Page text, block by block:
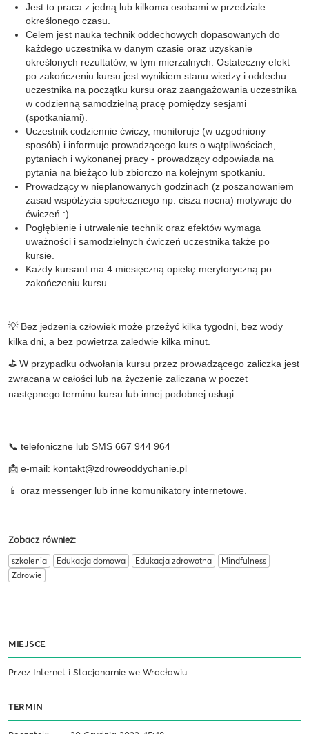
Jest to praca z jedną lub kilkoma osobami w przedziale
określonego czasu.
Celem jest nauka technik oddechowych dopasowanych do
każdego uczestnika w danym czasie oraz uzyskanie
określonych rezultatów, w tym mierzalnych. Ostateczny efekt
po zakończeniu kursu jest wynikiem stanu wiedzy i oddechu
uczestnika na początku kursu oraz zaangażowania uczestnika
w codzienną samodzielną pracę pomiędzy sesjami
(spotkaniami).
Uczestnik codziennie ćwiczy, monitoruje (w uzgodniony
sposób) i informuje prowadzącego kurs o wątpliwościach,
pytaniach i wykonanej pracy - prowadzący odpowiada na
pytania na bieżąco lub zbiorczo na kolejnym spotkaniu.
Prowadzący w nieplanowanych godzinach (z poszanowaniem
zasad współżycia społecznego np. cisza nocna) motywuje do
ćwiczeń :)
Pogłębienie i utrwalenie technik oraz efektów wymaga
uważności i samodzielnych ćwiczeń uczestnika także po
kursie.
Każdy kursant ma 4 miesięczną opiekę merytoryczną po
zakończeniu kursu.
💡 Bez jedzenia człowiek może przeżyć kilka tygodni, bez wody
kilka dni, a bez powietrza zaledwie kilka minut.
⛳ W przypadku odwołania kursu przez prowadzącego zaliczka jest
zwracana w całości lub na życzenie zaliczana w poczet
następnego terminu kursu lub innej podobnej usługi.
📞 telefoniczne lub SMS 667 944 964
📩 e-mail: kontakt@zdroweoddychanie.pl
📱 oraz messenger lub inne komunikatory internetowe.
Zobacz również:
szkolenia Edukacja domowa Edukacja zdrowotna
Mindfulness
Zdrowie
MIEJSCE
Przez Internet i Stacjonarnie we Wrocławiu
TERMIN